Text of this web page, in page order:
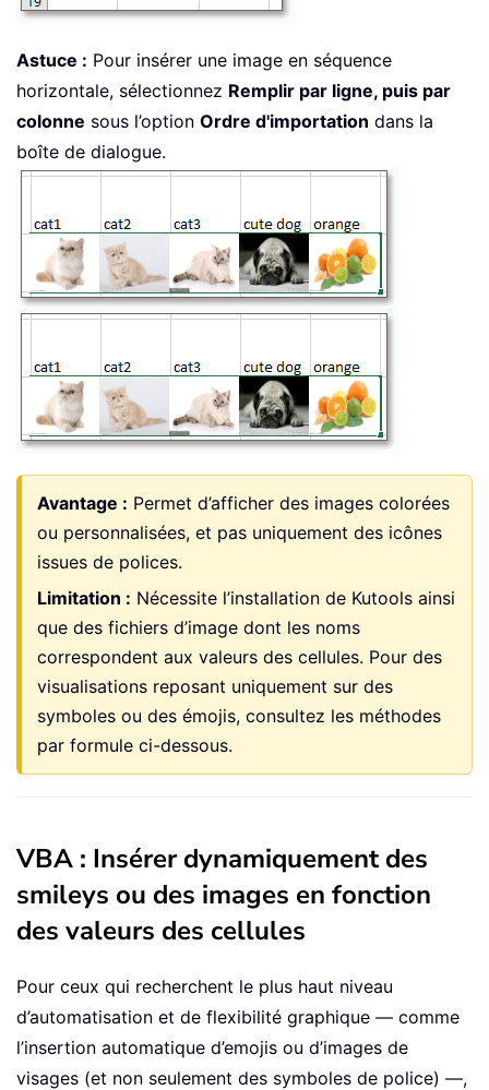
Astuce : Pour insérer une image en séquence
horizontale, sélectionnez Remplir par ligne, puis par
colonne sous l’option Ordre d'importation dans la
boîte de dialogue.
Avantage : Permet d’afficher des images colorées
ou personnalisées, et pas uniquement des icônes
issues de polices.
Limitation : Nécessite l’installation de Kutools ainsi
que des fichiers d’image dont les noms
correspondent aux valeurs des cellules. Pour des
visualisations reposant uniquement sur des
symboles ou des émojis, consultez les méthodes
par formule ci-dessous.
VBA : Insérer dynamiquement des
smileys ou des images en fonction
des valeurs des cellules
Pour ceux qui recherchent le plus haut niveau
d’automatisation et de flexibilité graphique — comme
l’insertion automatique d’emojis ou d’images de
visages (et non seulement des symboles de police) —,